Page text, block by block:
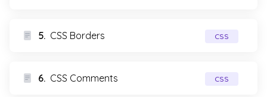
5. CSS Borders CSS
6. CSS Comments CSS